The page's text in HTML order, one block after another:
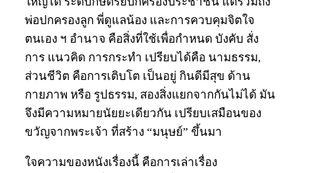
พ่อปกครองลูก พี่ดูแลน้อง และการควบคุมจิตใจ
ตนเอง ฯ อำนาจ คือสิ่งที่ใช้เพื่อกำหนด บังคับ สั่ง
การ แนวคิด การกระทำ เปรียบได้คือ นามธรรม,
ส่วนชีวิต คือการเติบโต เป็นอยู่ กินดีมีสุข ด้าน
กายภาพ หรือ รูปธรรม, สองสิ่งแยกจากกันไม่ได้ มัน
จึงมีความหมายนัยยะเดียวกัน เปรียบเสมือนของ
ขวัญจากพระเจ้า ที่สร้าง “มนุษย์” ขึ้นมา
ใจความของหนังเรื่องนี้ คือการเล่าเรื่อง